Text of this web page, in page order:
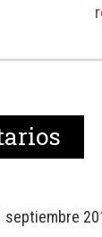
septiembre